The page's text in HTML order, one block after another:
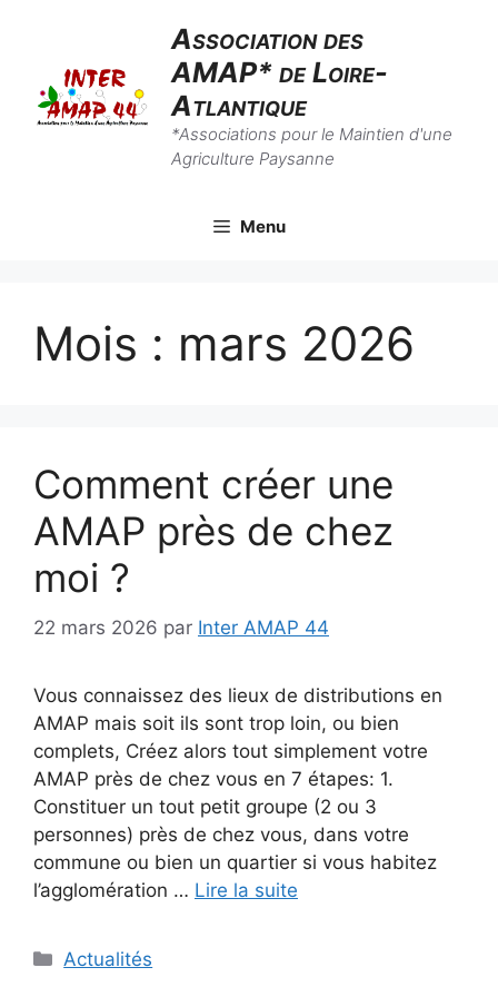
contenu
Association des
AMAP* de Loire-
Atlantique
*Associations pour le Maintien d'une
Agriculture Paysanne
Menu
Mois : mars 2026
Comment créer une
AMAP près de chez
moi ?
22 mars 2026 par Inter AMAP 44
Vous connaissez des lieux de distributions en
AMAP mais soit ils sont trop loin, ou bien
complets, Créez alors tout simplement votre
AMAP près de chez vous en 7 étapes: 1.
Constituer un tout petit groupe (2 ou 3
personnes) près de chez vous, dans votre
commune ou bien un quartier si vous habitez
l’agglomération … Lire la suite
Catégories
Actualités